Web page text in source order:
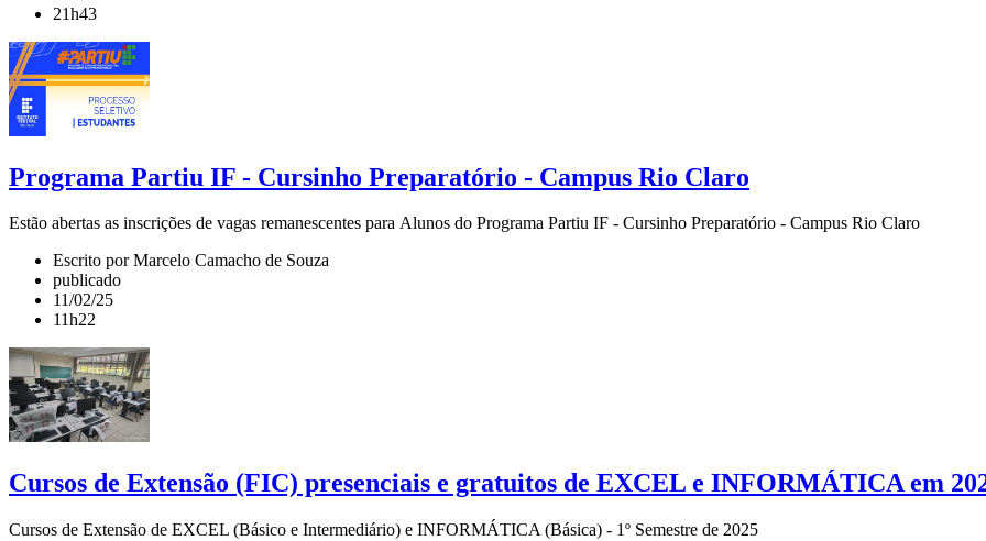
21h43
Programa Partiu IF - Cursinho Preparatório - Campus Rio Claro
Estão abertas as inscrições de vagas remanescentes para Alunos do Programa Partiu IF - Cursinho Preparatório - Campus Rio Claro
Escrito por Marcelo Camacho de Souza
publicado
11/02/25
11h22
Cursos de Extensão (FIC) presenciais e gratuitos de EXCEL e INFORMÁTICA em
Cursos de Extensão de EXCEL (Básico e Intermediário) e INFORMÁTICA (Básica) - 1º Semestre de 2025